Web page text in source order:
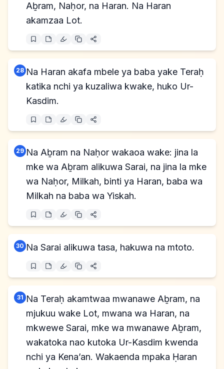
Aḇram, Naḥor, na Haran. Na Haran
akamzaa Lot.
28 Na Haran akafa mbele ya baba yake Teraḥ
katika nchi ya kuzaliwa kwake, huko Ur-
Kasdim.
29 Na Aḇram na Naḥor wakaoa wake: jina la
mke wa Aḇram alikuwa Sarai, na jina la mke
wa Naḥor, Milkah, binti ya Haran, baba wa
Milkah na baba wa Yiskah.
30 Na Sarai alikuwa tasa, hakuwa na mtoto.
31 Na Teraḥ akamtwaa mwanawe Aḇram, na
mjukuu wake Lot, mwana wa Haran, na
mkwewe Sarai, mke wa mwanawe Aḇram,
wakatoka nao kutoka Ur-Kasdim kwenda
nchi ya Kena’an. Wakaenda mpaka Ḥaran